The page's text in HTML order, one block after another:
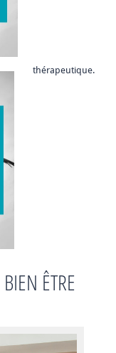
thérapeutique.
ÊTRE